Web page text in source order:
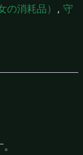
消耗品） , 守